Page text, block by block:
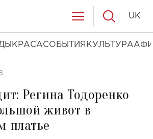
КРАСАСОБЫТИЯ КУЛЬТУРА
UK
Регина Тодоренко
живот в
платье